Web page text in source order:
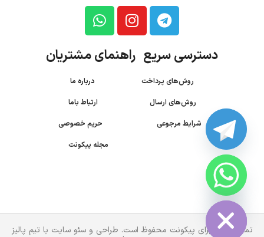
دسترسی سریع راهنمای مشتریان
روش‌های پرداخت درباره ما
روش‌های ارسال
ارتباط باما
شرایط مرجوعی
حریم خصوصی
مجله پیکونت
تمام حقوق برای پیکونت محفوظ است. طراحی و سئو سایت با تیم پالیز
HIDE
CHATY